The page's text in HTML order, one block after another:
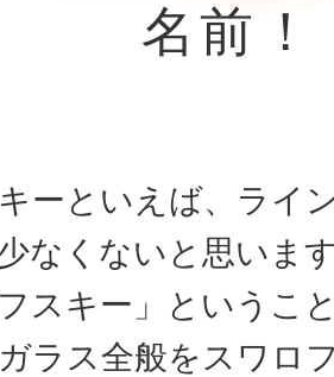
名前！
ーといえば、ライ
なくないと思いま
スキー」というこ
ラス全般をスワロ